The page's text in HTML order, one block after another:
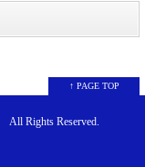
↑ PAGE TOP
All Rights Reserved.